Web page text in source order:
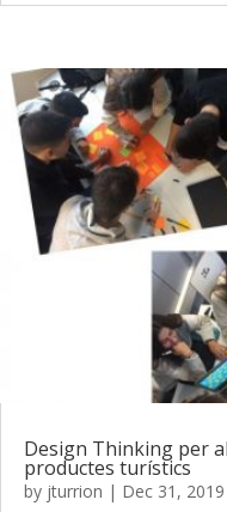
Design Thinking per
productes turístics
by jturrion | Dec 31, 2019